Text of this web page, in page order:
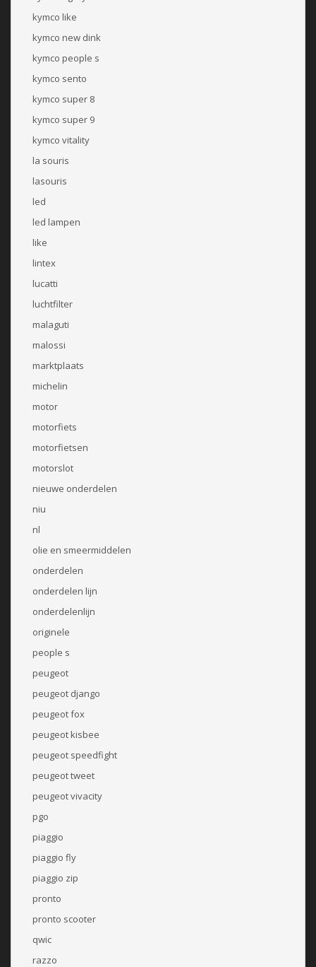
kymco like
kymco new dink
kymco people s
kymco sento
kymco super 8
kymco super 9
kymco vitality
la souris
lasouris
led
led lampen
like
lintex
lucatti
luchtfilter
malaguti
malossi
marktplaats
michelin
motor
motorfiets
motorfietsen
motorslot
nieuwe onderdelen
niu
nl
olie en smeermiddelen
onderdelen
onderdelen lijn
onderdelenlijn
originele
people s
peugeot
peugeot django
peugeot fox
peugeot kisbee
peugeot speedfight
peugeot tweet
peugeot vivacity
pgo
piaggio
piaggio fly
piaggio zip
pronto
pronto scooter
qwic
razzo